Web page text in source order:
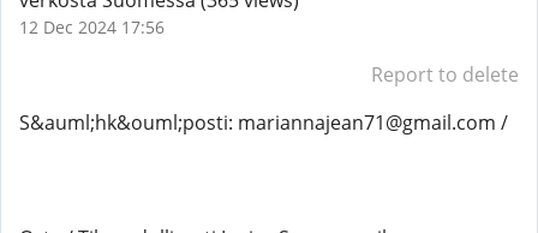
12 Dec 2024 17:56
Report to delete
S&auml;hk&ouml;posti: mariannajean71@gmail.com /